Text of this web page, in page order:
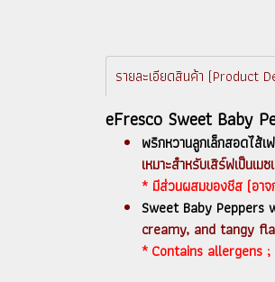
รายละเอียดสินค้า (Product
eFresco Sweet Baby
พริกหวานลูกเล็กสอดไส้
เหมาะสำหรับเสิร์ฟเป็นเ
* มีส่วนผสมของชีส (อา
Sweet Baby Peppers
creamy, and tangy
* Contains allergens ;